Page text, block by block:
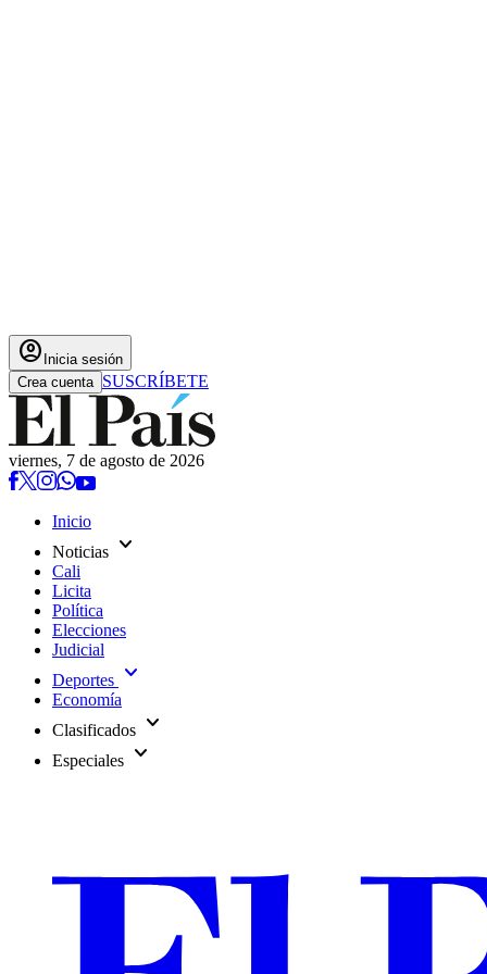
account_circle Inicia sesión
Crea cuenta SUSCRÍBETE
viernes, 7 de agosto de 2026
Inicio
Noticias expand_more
Cali
Licita
Política
Elecciones
Judicial
Deportes expand_more
Economía
Clasificados expand_more
Especiales expand_more